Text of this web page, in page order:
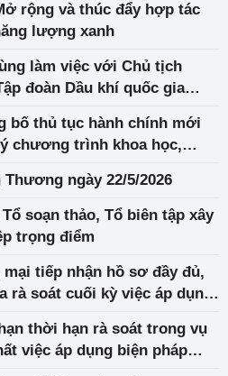
rộng và thúc đẩy hợp tác
lượng xanh
làm việc với Chủ tịch
đoàn Dầu khí quốc gia
bố thủ tục hành chính mới
chương trình khoa học,
ngày 22/5/2026
soạn thảo, Tổ biên tập xây
trọng điểm
tiếp nhận hồ sơ đầy đủ,
rà soát cuối kỳ việc áp dụng
khẩu từ Ma-lai-xi-a, Vương
hòa Nhân dân Trung Hoa
thời hạn rà soát trong vụ
việc áp dụng biện pháp